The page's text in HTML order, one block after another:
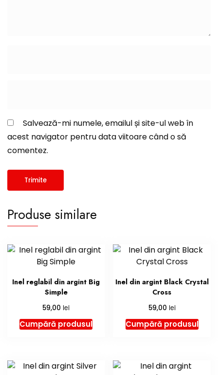
Salvează-mi numele, emailul și site-ul web în
acest navigator pentru data viitoare când o să
comentez.
Produse similare
Inel reglabil din argint Big
Simple
59,00 lei
Cumpără produsul
Inel din argint Black Crystal
Cross
59,00 lei
Cumpără produsul